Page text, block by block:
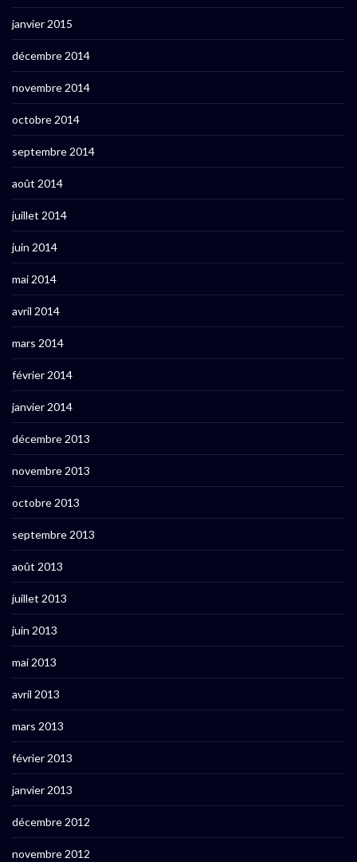
janvier 2015
décembre 2014
novembre 2014
octobre 2014
septembre 2014
août 2014
juillet 2014
juin 2014
mai 2014
avril 2014
mars 2014
février 2014
janvier 2014
décembre 2013
novembre 2013
octobre 2013
septembre 2013
août 2013
juillet 2013
juin 2013
mai 2013
avril 2013
mars 2013
février 2013
janvier 2013
décembre 2012
novembre 2012